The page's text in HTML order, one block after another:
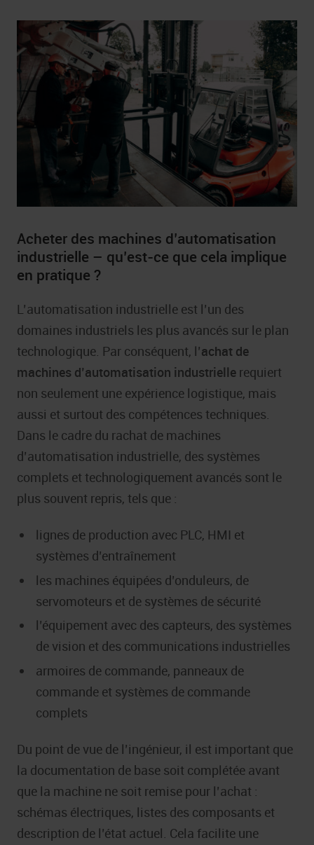
Acheter des machines d’automatisation
industrielle – qu’est-ce que cela implique
en pratique ?
L’automatisation industrielle est l’un des
domaines industriels les plus avancés sur le plan
technologique. Par conséquent, l’achat de
machines d’automatisation industrielle requiert
non seulement une expérience logistique, mais
aussi et surtout des compétences techniques.
Dans le cadre du rachat de machines
d’automatisation industrielle, des systèmes
complets et technologiquement avancés sont le
plus souvent repris, tels que :
lignes de production avec PLC, HMI et
systèmes d’entraînement
les machines équipées d’onduleurs, de
servomoteurs et de systèmes de sécurité
l’équipement avec des capteurs, des systèmes
de vision et des communications industrielles
armoires de commande, panneaux de
commande et systèmes de commande
complets
Du point de vue de l’ingénieur, il est important que
la documentation de base soit complétée avant
que la machine ne soit remise pour l’achat :
schémas électriques, listes des composants et
description de l’état actuel. Cela facilite une